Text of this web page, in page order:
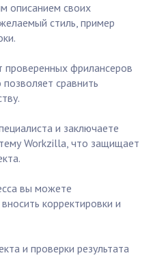
описанием своих
стиль, пример
фрилансеров
сравнить
и заключаете
Workzilla, что защищает
вы можете
корректировки и
и проверки результата